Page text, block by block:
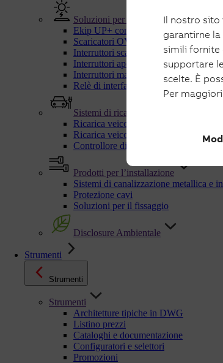
Il nostro sito
garantirne
simili fornite
supportare
scelte. È
Per
Soluzioni per energie rinnovabili
Ekip UP+ con IPS
Scaricatori OVR PV
Interruttori scatolati e manovra-
Interruttori aperti e manovra-
Interruttori magnetotermici fotovoltaico
Relè di interfaccia
Sistemi di ricarica
Ricarica veicoli elettrici in AC
Ricarica veicoli elettrici in DC
Controllore dinamico di carichi C-Kit
Prodotti per l’installazione
Sistemi di canalizzazione metallica e
Protezione cavi
Soluzioni per il fissaggio
Disclosure Ambientale
Strumenti
Strumenti
Strumenti
Architetture tipiche in DWG
Listino prezzi
Cataloghi e documentazione
Configuratori e selettori
Promozioni